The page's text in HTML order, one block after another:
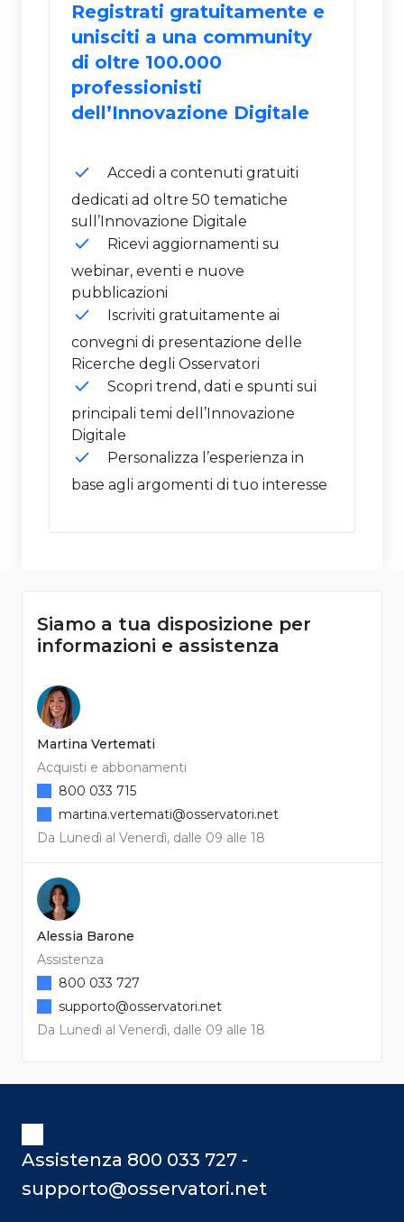
Registrati gratuitamente e
unisciti a una community
di oltre 100.000
professionisti
dell’Innovazione Digitale
Accedi a contenuti gratuiti
dedicati ad oltre 50 tematiche
sull’Innovazione Digitale
Ricevi aggiornamenti su
webinar, eventi e nuove
pubblicazioni
Iscriviti gratuitamente ai
convegni di presentazione delle
Ricerche degli Osservatori
Scopri trend, dati e spunti sui
principali temi dell’Innovazione
Digitale
Personalizza l’esperienza in
base agli argomenti di tuo interesse
Siamo a tua disposizione per
informazioni e assistenza
Martina Vertemati
Acquisti e abbonamenti
Da Lunedì al Venerdì, dalle 09 alle 18
800 033 715
martina.vertemati@osservatori.net
Alessia Barone
Assistenza
Da Lunedì al Venerdì, dalle 09 alle 18
800 033 727
supporto@osservatori.net
Assistenza 800 033 727 -
supporto@osservatori.net